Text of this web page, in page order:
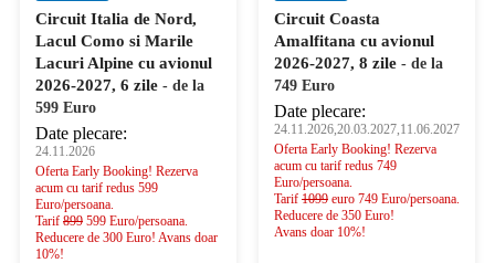
Circuit Italia de Nord,
Lacul Como si Marile
Lacuri Alpine cu avionul
2026-2027, 6 zile - de la
599 Euro
Date plecare:
24.11.2026
Oferta Early Booking! Rezerva
acum cu tarif redus 599
Euro/persoana.
Tarif 899 599 Euro/persoana.
Reducere de 300 Euro! Avans doar
10%!
Circuit Coasta
Amalfitana cu avionul
2026-2027, 8 zile - de la
749 Euro
Date plecare:
24.11.2026,20.03.2027,11.06.2027
Oferta Early Booking! Rezerva
acum cu tarif redus 749
Euro/persoana.
Tarif 1099 euro 749 Euro/persoana.
Reducere de 350 Euro!
Avans doar 10%!